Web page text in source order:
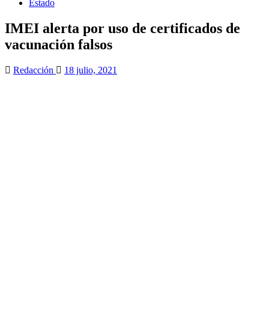
Estado
IMEI alerta por uso de certificados de
vacunación falsos
Redacción 18 julio, 2021